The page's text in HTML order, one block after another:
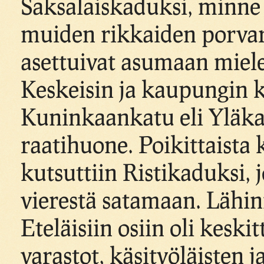
Saksalaiskaduksi,
muiden rikkaiden
asettuivat asumaan
Keskeisin ja kaupungin
Kuninkaankatu eli
raatihuone. Poikittaista
kutsuttiin Ristikaduksi,
vierestä satamaan.
Eteläisiin osiin oli
varastot, käsityöläisten